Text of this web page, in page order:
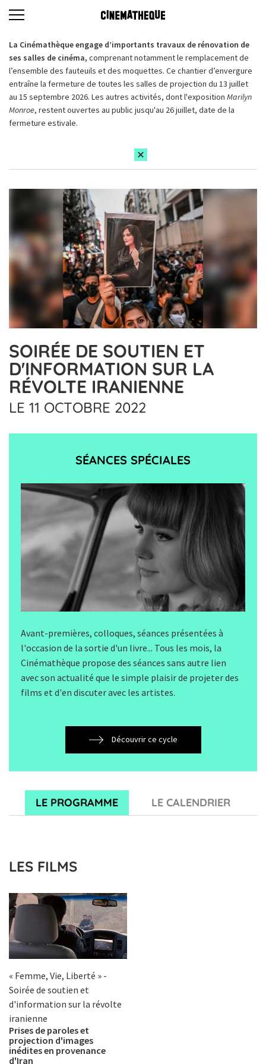
La Cinémathèque engage d’importants travaux de rénovation de
ses salles de cinéma, comprenant notamment le remplacement de
l’ensemble des fauteuils et des moquettes. Ce chantier d’envergure
entraîne la fermeture de toutes les salles de projection du 13 juillet
au 15 septembre 2026. Les autres activités, dont l'exposition Marilyn
Monroe, restent ouvertes au public jusqu'au 26 juillet, date de la
fermeture estivale.
SOIRÉE DE SOUTIEN ET
D'INFORMATION SUR LA
RÉVOLTE IRANIENNE
LE 11 OCTOBRE 2022
SÉANCES SPÉCIALES
Avant-premières, colloques, séances présentées à
l'occasion de la sortie d'un livre... Tous les mois, la
Cinémathèque propose des séances sans autre lien
avec son actualité que le simple plaisir de projeter des
films et d'en discuter avec les artistes.
Découvrir ce cycle
LE PROGRAMME LE CALENDRIER
LES FILMS
« Femme, Vie, Liberté » -
Soirée de soutien et
d'information sur la révolte
iranienne
Prises de paroles et
projection d'images
inédites en provenance
d'Iran